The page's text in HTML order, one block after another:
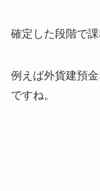
確定した段階で課
例えば外貨建預
ですね。